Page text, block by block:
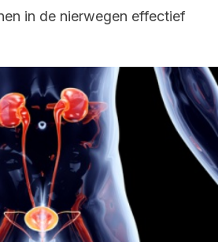
in de nierwegen effectief